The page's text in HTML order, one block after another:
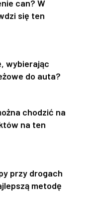
can? W
się ten
wybierając
do auta?
chodzić na
na ten
przy drogach
metodę